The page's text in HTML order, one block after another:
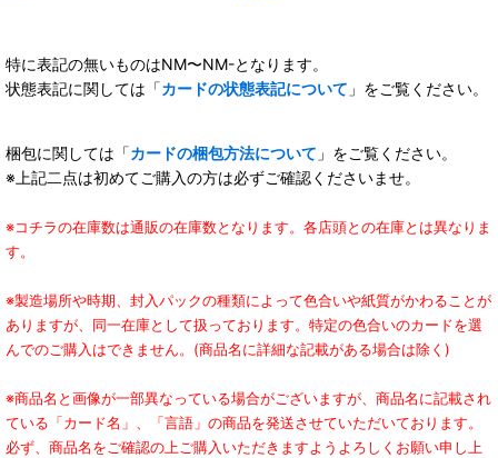
特に表記の無いものはNM〜NM-となります。
状態表記に関しては「カードの状態表記について 」をご覧ください。
梱包に関しては「カードの梱包方法について 」をご覧ください。
※上記二点は初めてご購入の方は必ずご確認くださいませ。
※コチラの在庫数は通販の在庫数となります。各店頭との在庫とは異なりま
す。
※製造場所や時期、封入パックの種類によって色合いや紙質がかわることが
ありますが、同一在庫として扱っております。特定の色合いのカードを選
んでのご購入はできません。(商品名に詳細な記載がある場合は除く)
※商品名と画像が一部異なっている場合がございますが、商品名に記載され
ている「カード名」、「言語」の商品を発送させていただいております。
必ず、商品名をご確認の上ご購入いただきますようよろしくお願い申し上